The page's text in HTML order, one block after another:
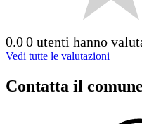
0.00 utenti hanno
Vedi tutte le valutazioni
Contatta il comune